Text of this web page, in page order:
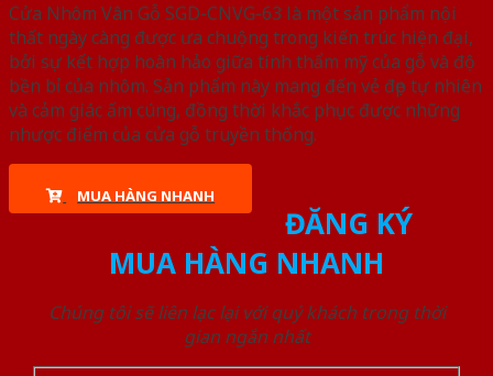
Cửa Nhôm Vân Gỗ SGD-CNVG-63 là một sản phẩm nội
thất ngày càng được ưa chuộng trong kiến trúc hiện đại,
bởi sự kết hợp hoàn hảo giữa tính thẩm mỹ của gỗ và độ
bền bỉ của nhôm. Sản phẩm này mang đến vẻ đẹp tự nhiên
và cảm giác ấm cúng, đồng thời khắc phục được những
nhược điểm của cửa gỗ truyền thống.
MUA HÀNG NHANH
ĐĂNG KÝ
MUA HÀNG NHANH
Chúng tôi sẽ liên lạc lại với quý khách trong thời
gian ngắn nhất